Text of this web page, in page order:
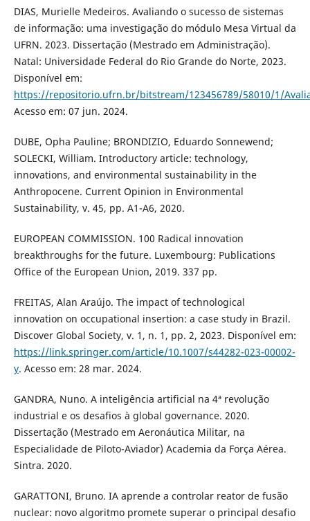
DIAS, Murielle Medeiros. Avaliando o sucesso de sistemas
de informação: uma investigação do módulo Mesa Virtual da
UFRN. 2023. Dissertação (Mestrado em Administração).
Natal: Universidade Federal do Rio Grande do Norte, 2023.
Disponível em:
https://repositorio.ufrn.br/bitstream/123456789/58010/1/
Acesso em: 07 jun. 2024.
DUBE, Opha Pauline; BRONDIZIO, Eduardo Sonnewend;
SOLECKI, William. Introductory article: technology,
innovations, and environmental sustainability in the
Anthropocene. Current Opinion in Environmental
Sustainability, v. 45, pp. A1-A6, 2020.
EUROPEAN COMMISSION. 100 Radical innovation
breakthroughs for the future. Luxembourg: Publications
Office of the European Union, 2019. 337 pp.
FREITAS, Alan Araújo. The impact of technological
innovation on occupational insertion: a case study in Brazil.
Discover Global Society, v. 1, n. 1, pp. 2, 2023. Disponível em:
https://link.springer.com/article/10.1007/s44282-023-00002-
y. Acesso em: 28 mar. 2024.
GANDRA, Nuno. A inteligência artificial na 4ª revolução
industrial e os desafios à global governance. 2020.
Dissertação (Mestrado em Aeronáutica Militar, na
Especialidade de Piloto-Aviador) Academia da Força Aérea.
Sintra. 2020.
GARATTONI, Bruno. IA aprende a controlar reator de fusão
nuclear: novo algoritmo promete superar o principal desafio